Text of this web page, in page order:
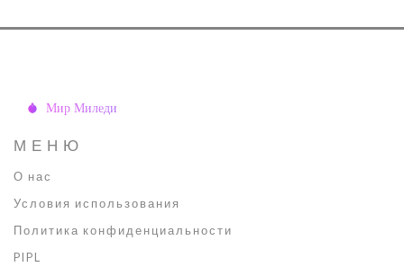
МЕНЮ
О нас
Условия использования
Политика конфиденциальности
PIPL